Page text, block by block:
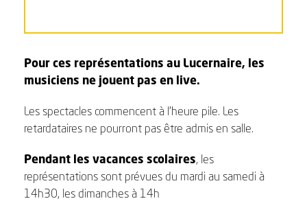
Pour ces représentations au Lucernaire, les
musiciens ne jouent pas en live.
Les spectacles commencent à l’heure pile. Les
retardataires ne pourront pas être admis en salle.
Pendant les vacances scolaires, les
représentations sont prévues du mardi au samedi à
14h30, les dimanches à 14h